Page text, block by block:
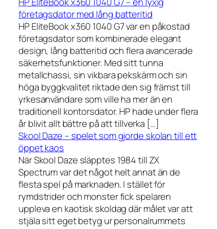
företagsdator med lång batteritid
HP EliteBook x360 1040 G7 var en påkostad
företagsdator som kombinerade elegant
design, lång batteritid och flera avancerade
säkerhetsfunktioner. Med sitt tunna
metallchassi, sin vikbara pekskärm och sin
höga byggkvalitet riktade den sig främst till
yrkesanvändare som ville ha mer än en
traditionell kontorsdator. HP hade under flera
år blivit allt bättre på att tillverka […]
Skool Daze – spelet som gjorde skolan till ett
öppet kaos
När Skool Daze släpptes 1984 till ZX
Spectrum var det något helt annat än de
flesta spel på marknaden. I stället för
rymdstrider och monster fick spelaren
uppleva en kaotisk skoldag där målet var att
stjäla sitt eget betyg ur personalrummets